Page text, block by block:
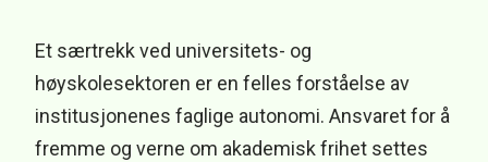
Et særtrekk ved universitets- og
høyskolesektoren er en felles forståelse av
institusjonenes faglige autonomi. Ansvaret for å
fremme og verne om akademisk frihet settes